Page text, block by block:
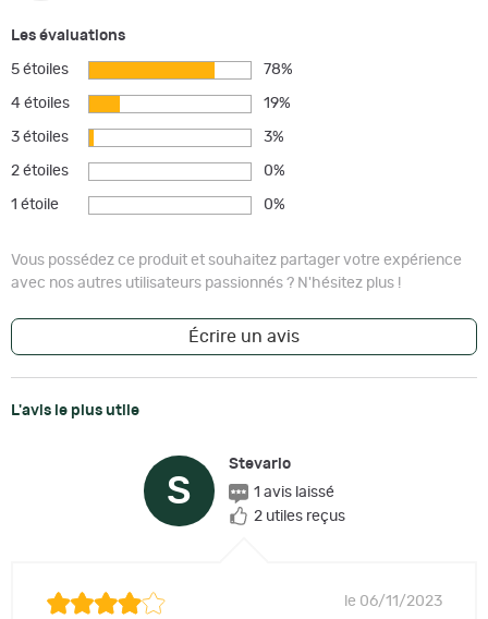
Les évaluations
5 étoiles 78%
4 étoiles 19%
3 étoiles 3%
2 étoiles 0%
1 étoile 0%
Vous possédez ce produit et souhaitez partager votre expérience
avec nos autres utilisateurs passionnés ? N'hésitez plus !
Écrire un avis
L'avis le plus utile
S
Stevario
1 avis laissé
2 utiles reçus
le 06/11/2023